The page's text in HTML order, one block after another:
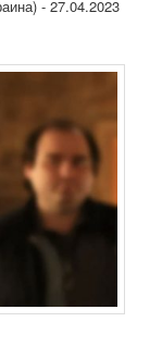
- 27.04.2023